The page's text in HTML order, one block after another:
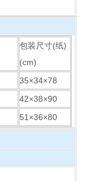
包装尺寸(纸)
(cm)
35×34×78
42×38×90
51×36×80